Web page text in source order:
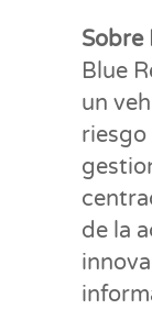
Sobre
Blue
un
riesgo
de la